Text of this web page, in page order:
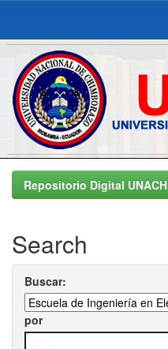
Skip
navigationRepositorio Digital UNACH
Search
Buscar:
por